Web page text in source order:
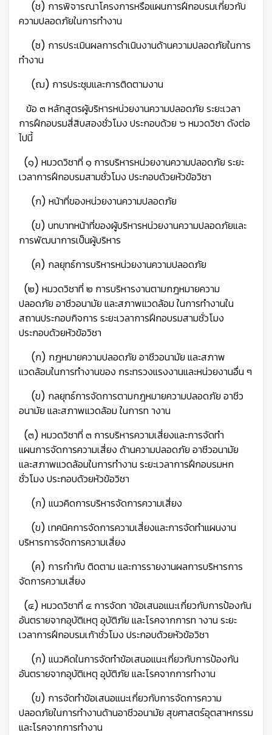
👷
(ช) การพิจารณาโครงการหรือแผนการฝึกอบรมเกี่ยวกับ
ความปลอดภัยในการทำงาน
(ซ) การประเมินผลการดำเนินงานด้านความปลอดภัยในการ
ทำงาน
(ฌ) การประชุมและการติดตามงาน
ข้อ ๓ หลักสูตรผู้บริหารหน่วยงานความปลอดภัย ระยะเวลา
การฝึกอบรมสี่สิบสองชั่วโมง ประกอบด้วย ๖ หมวดวิชา ดังต่อ
ไปนี้
(๑) หมวดวิชาที่ ๑ การบริหารหน่วยงานความปลอดภัย ระยะ
เวลาการฝึกอบรมสามชั่วโมง ประกอบด้วยหัวข้อวิชา
(ก) หน้าที่ของหน่วยงานความปลอดภัย
(ข) บทบาทหน้าที่ของผู้บริหารหน่วยงานความปลอดภัยและ
การพัฒนาการเป็นผู้บริหาร
(ค) กลยุทธ์การบริหารหน่วยงานความปลอดภัย
(๒) หมวดวิชาที่ ๒ การบริหารงานตามกฎหมายความ
ปลอดภัย อาชีวอนามัย และสภาพแวดล้อม ในการทำงานใน
สถานประกอบกิจการ ระยะเวลาการฝึกอบรมสามชั่วโมง
ประกอบด้วยหัวข้อวิชา
(ก) กฎหมายความปลอดภัย อาชีวอนามัย และสภาพ
แวดล้อมในการทำงานของ กระทรวงแรงงานและหน่วยงานอื่น ๆ
(ข) กลยุทธ์การจัดการตามกฎหมายความปลอดภัย อาชีว
อนามัย และสภาพแวดล้อม ในการท างาน
(๓) หมวดวิชาที่ ๓ การบริหารความเสี่ยงและการจัดทำ
แผนการจัดการความเสี่ยง ด้านความปลอดภัย อาชีวอนามัย
และสภาพแวดล้อมในการทำงาน ระยะเวลาการฝึกอบรมหก
ชั่วโมง ประกอบด้วยหัวข้อวิชา
(ก) แนวคิดการบริหารจัดการความเสี่ยง
(ข) เทคนิคการจัดการความเสี่ยงและการจัดทำแผนงาน
บริหารการจัดการความเสี่ยง
(ค) การกำกับ ติดตาม และการรายงานผลการบริหารการ
จัดการความเสี่ยง
(๔) หมวดวิชาที่ ๔ การจัดท าข้อเสนอแนะเกี่ยวกับการป้องกัน
อันตรายจากอุบัติเหตุ อุบัติภัย และโรคจากการท างาน ระยะ
เวลาการฝึกอบรมเก้าชั่วโมง ประกอบด้วยหัวข้อวิชา
(ก) แนวคิดในการจัดทำข้อเสนอแนะเกี่ยวกับการป้องกัน
อันตรายจากอุบัติเหตุ อุบัติภัย และโรคจากการทำงาน
(ข) การจัดทำข้อเสนอแนะเกี่ยวกับการจัดการความ
ปลอดภัยในการทำงานด้านอาชีวอนามัย สุขศาสตร์อุตสาหกรรม
และโรคจากการทำงาน